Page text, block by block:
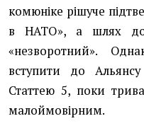
комюніке рішуче
в НАТО», а шлях до
«незворотний».
вступити до
Статтею 5, поки
малоймовірним.